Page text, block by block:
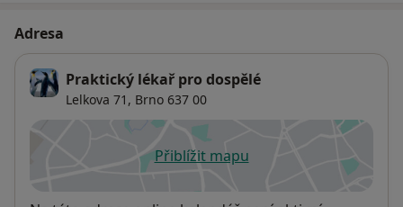
Adresa
Praktický lékař pro dospělé
Lelkova 71, Brno 637 00
Přiblížit mapuse otevře v nové záložce